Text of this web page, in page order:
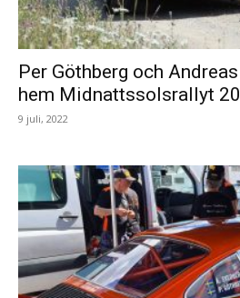
Per Göthberg och
hem Midnattssolsrallyt
9 juli, 2022